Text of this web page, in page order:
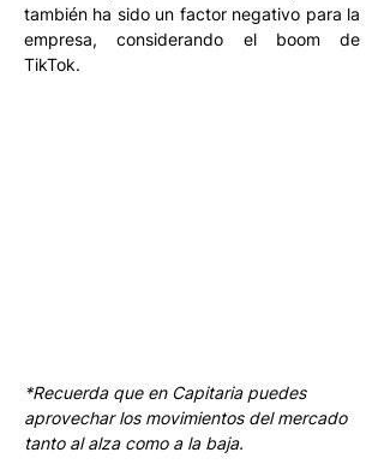
también ha sido un factor negativo para la
empresa, considerando el boom de
TikTok.
*Recuerda que en Capitaria puedes
aprovechar los movimientos del mercado
tanto al alza como a la baja.